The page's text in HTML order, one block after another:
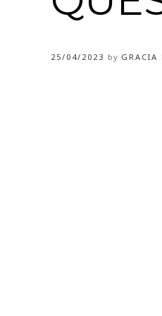
25/04/2023 by GRACIA